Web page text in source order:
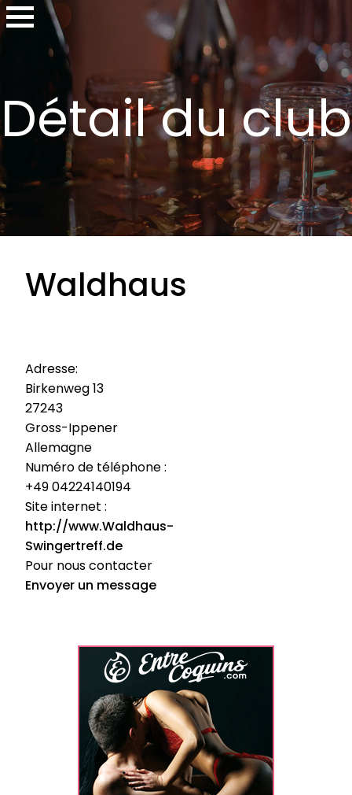
Détail du club
Waldhaus
Adresse:
Birkenweg 13
27243
Gross-Ippener
Allemagne
Numéro de téléphone :
+49 04224140194
Site internet :
http://www.Waldhaus-
Swingertreff.de
Pour nous contacter
Envoyer un message